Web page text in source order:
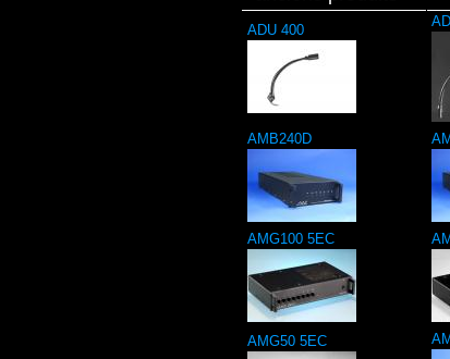
ADU 400
AMB240D
AMG100 5EC
AMG50 5EC